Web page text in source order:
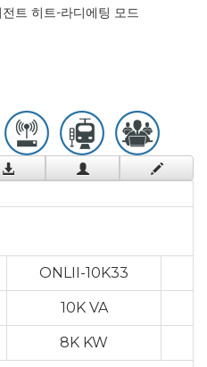
트 히트-라디에팅 모드
ONLII-10K33
10K VA
8K KW